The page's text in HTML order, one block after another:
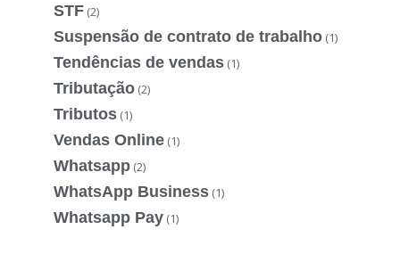
STF (2)
Suspensão de contrato de trabalho (1)
Tendências de vendas (1)
Tributação (2)
Tributos (1)
Vendas Online (1)
Whatsapp (2)
WhatsApp Business (1)
Whatsapp Pay (1)